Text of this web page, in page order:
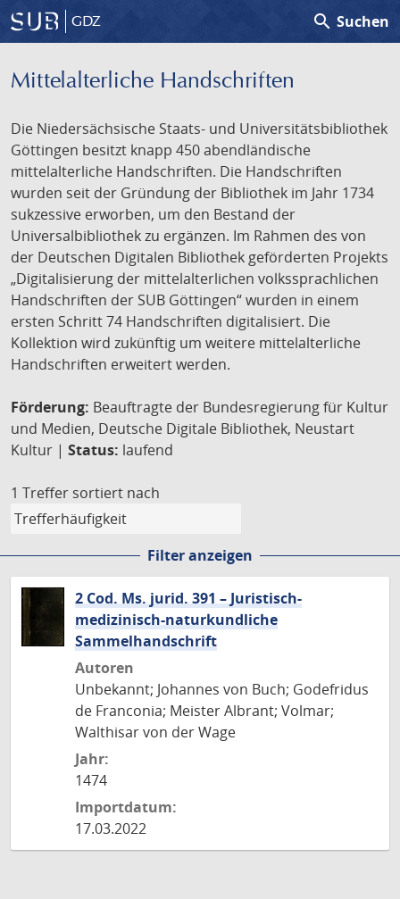
GDZ search Suchen
Mittelalterliche Handschriften
Die Niedersächsische Staats- und Universitätsbibliothek
Göttingen besitzt knapp 450 abendländische
mittelalterliche Handschriften. Die Handschriften
wurden seit der Gründung der Bibliothek im Jahr 1734
sukzessive erworben, um den Bestand der
Universalbibliothek zu ergänzen. Im Rahmen des von
der Deutschen Digitalen Bibliothek geförderten Projekts
„Digitalisierung der mittelalterlichen volkssprachlichen
Handschriften der SUB Göttingen“ wurden in einem
ersten Schritt 74 Handschriften digitalisiert. Die
Kollektion wird zukünftig um weitere mittelalterliche
Handschriften erweitert werden.
Förderung: Beauftragte der Bundesregierung für Kultur
und Medien, Deutsche Digitale Bibliothek, Neustart
Kultur | Status: laufend
1 Treffer sortiert nach
Filter anzeigen
2 Cod. Ms. jurid. 391 – Juristisch-
medizinisch-naturkundliche
Sammelhandschrift
Autoren
Unbekannt; Johannes von Buch; Godefridus
de Franconia; Meister Albrant; Volmar;
Walthisar von der Wage
Jahr:
1474
Importdatum:
17.03.2022